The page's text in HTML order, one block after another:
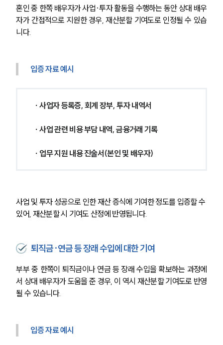
오시는 길
고객의 소리
통합검색
AI대륜
이혼 주요 업무사례
사례분석/최신동향
이혼 법률정보
업무분야
혼인 중 한쪽 배우자가 사업·투자 활동을 수행하는 동안 상대 배우
자가 간접적으로 지원한 경우, 재산분할 기여도로 인정될 수 있습
니다.
입증 자료 예시
∙ 사업자 등록증, 회계 장부, 투자 내역서
∙ 사업 관련 비용 부담 내역, 금융거래 기록
∙ 업무 지원 내용 진술서(본인 및 배우자)
사업 및 투자 성공으로 인한 재산 증식에 기여한 정도를 입증할 수
있어, 재산분할 시 기여도 산정에 반영됩니다.
퇴직금·연금 등 장래 수입에 대한 기여
부부 중 한쪽이 퇴직금이나 연금 등 장래 수입을 확보하는 과정에
서 상대 배우자가 도움을 준 경우, 이 역시 재산분할 기여도로 반영
될 수 있습니다.
입증 자료 예시